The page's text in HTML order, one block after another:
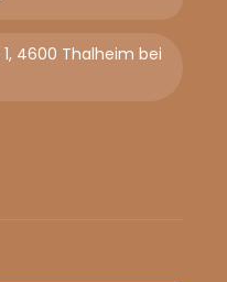
4600 Thalheim bei